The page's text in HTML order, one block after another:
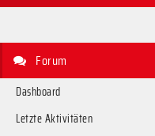
Forum
Dashboard
Letzte Aktivitäten